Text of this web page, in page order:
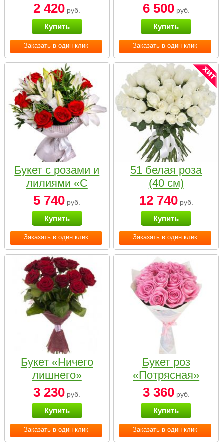
Заказать в один клик
2 420 руб.
Купить
Заказать в один клик
6 500руб.
Купить
Заказать в один клик
Букет с розами и
лилиями «С
наилучшими
пожеланиями»
5 740 руб.
Купить
Заказать в один клик
51 белая роза
(40 см)
12 740руб.
Купить
Заказать в один клик
Букет «Ничего
лишнего»
3 230 руб.
Купить
Заказать в один клик
Букет роз
«Потрясная»
3 360руб.
Купить